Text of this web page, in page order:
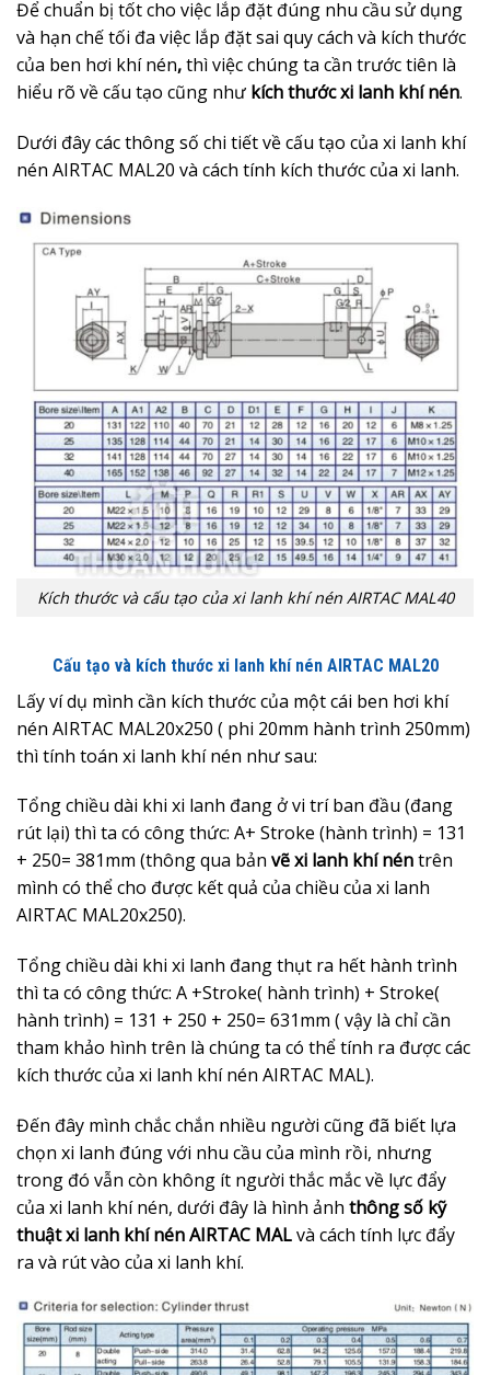
Để chuẩn bị tốt cho việc lắp đặt đúng nhu cầu sử dụng
và hạn chế tối đa việc lắp đặt sai quy cách và kích thước
của ben hơi khí nén,thì việc chúng ta cần trước tiên là
hiểu rõ về cấu tạo cũng như kích thước xi lanh khí nén.
Dưới đây các thông số chi tiết về cấu tạo của xi lanh khí
nén AIRTAC MAL20 và cách tính kích thước của xi lanh.
Kích thước và cấu tạo của xi lanh khí nén AIRTAC MAL40
Cấu tạo và kích thước xi lanh khí nén AIRTAC MAL20
Lấy ví dụ mình cần kích thước của một cái ben hơi khí
nén AIRTAC MAL20x250 ( phi 20mm hành trình 250mm)
thì tính toán xi lanh khí nén như sau:
Tổng chiều dài khi xi lanh đang ở vi trí ban đầu (đang
rút lại) thì ta có công thức: A+ Stroke (hành trình) = 131
+ 250= 381mm (thông qua bản vẽ xi lanh khí néntrên
mình có thể cho được kết quả của chiều của xi lanh
AIRTAC MAL20x250).
Tổng chiều dài khi xi lanh đang thụt ra hết hành trình
thì ta có công thức: A +Stroke( hành trình) + Stroke(
hành trình) = 131 + 250 + 250= 631mm ( vậy là chỉ cần
tham khảo hình trên là chúng ta có thể tính ra được các
kích thước của xi lanh khí nén AIRTAC MAL).
Đến đây mình chắc chắn nhiều người cũng đã biết lựa
chọn xi lanh đúng với nhu cầu của mình rồi, nhưng
trong đó vẫn còn không ít người thắc mắc về lực đẩy
của xi lanh khí nén, dưới đây là hình ảnh thông số kỹ
thuật xi lanh khí nén AIRTAC MALvà cách tính lực đẩy
ra và rút vào của xi lanh khí.